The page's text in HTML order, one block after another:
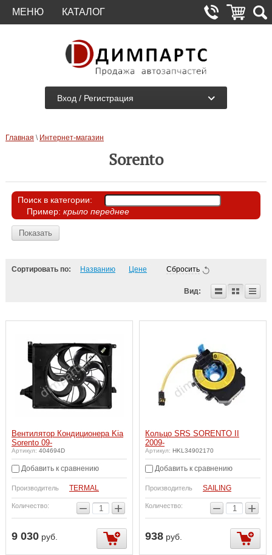
МЕНЮ КАТАЛОГ
Вход / Регистрация
Главная \ Интернет-магазин
Sorento
Поиск в категории:
Пример: крыло переднее
Поиск в категории:
Показать
Сортировать по: Названию Цене Сбросить
Вид:
Вентилятор Кондиционера Kia
Sorento 09-
Артикул: 404694D
Добавить к сравнению
Производитель TERMAL
Количество: − +
9 030 руб.
Кольцо SRS SORENTO II
2009-
Артикул: HKL34902170
Добавить к сравнению
Производитель SAILING
Количество: − +
938 руб.